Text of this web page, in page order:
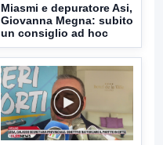
Miasmi e depuratore Asi,
Giovanna Megna: subito
un consiglio ad hoc